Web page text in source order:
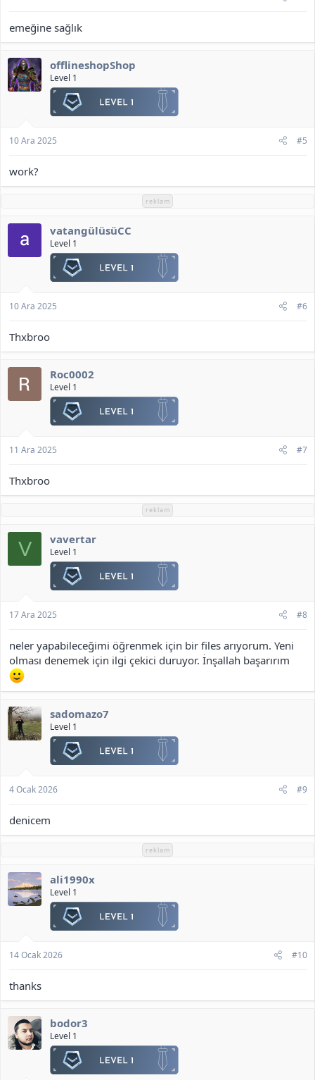
emeğine sağlık
offlineshopShop
Level 1
10 Ara 2025 #5
work?
reklam
vatangülüsüCC
Level 1
10 Ara 2025 #6
Thxbroo
Roc0002
Level 1
11 Ara 2025 #7
Thxbroo
reklam
V vavertar
Level 1
17 Ara 2025 #8
neler yapabileceğimi öğrenmek için bir files arıyorum. Yeni
olması denemek için ilgi çekici duruyor. İnşallah başarırım
sadomazo7
Level 1
4 Ocak 2026 #9
denicem
reklam
ali1990x
Level 1
14 Ocak 2026 #10
thanks
bodor3
Level 1